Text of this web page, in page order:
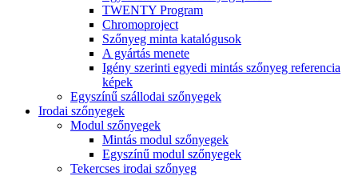
TWENTY Program
Chromoproject
Szőnyeg minta katalógusok
A gyártás menete
Igény szerinti egyedi mintás szőnyeg referencia
képek
Egyszínű szállodai szőnyegek
Irodai szőnyegek
Modul szőnyegek
Mintás modul szőnyegek
Egyszínű modul szőnyegek
Tekercses irodai szőnyeg